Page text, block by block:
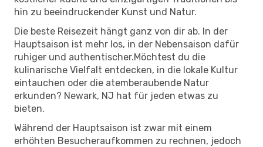
hin zu beeindruckender Kunst und Natur.
Die beste Reisezeit hängt ganz von dir ab. In der
Hauptsaison ist mehr los, in der Nebensaison dafür
ruhiger und authentischer.Möchtest du die
kulinarische Vielfalt entdecken, in die lokale Kultur
eintauchen oder die atemberaubende Natur
erkunden? Newark, NJ hat für jeden etwas zu
bieten.
Während der Hauptsaison ist zwar mit einem
erhöhten Besucheraufkommen zu rechnen, jedoch